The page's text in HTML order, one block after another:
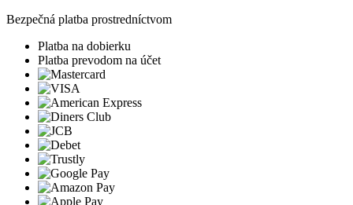
Bezpečná platba prostredníctvom
Platba na dobierku
Platba prevodom na účet